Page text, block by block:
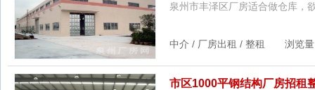
泉州市丰泽区厂房适合做仓库，
中介 / 厂房出租 / 整租 浏览
市区1000平钢结构厂房招租